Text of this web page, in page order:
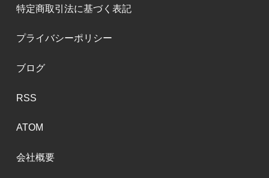
特定商取引法に基づく表記
プライバシーポリシー
ブログ
RSS
ATOM
会社概要